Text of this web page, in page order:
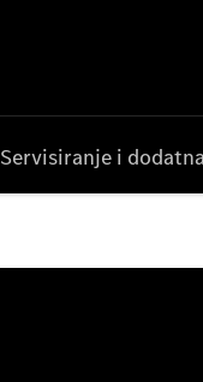
Servisiranje i